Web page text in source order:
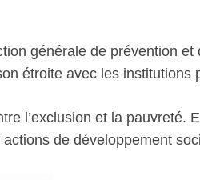
générale de prévention
étroite avec les institutions
l’exclusion et la pauvreté.
de développement